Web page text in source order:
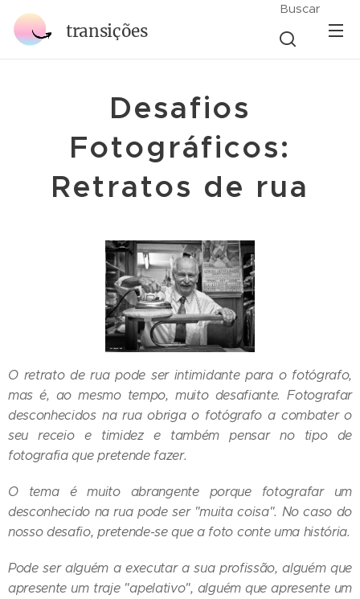
transições
Buscar
Desafios
Fotográficos:
Retratos de rua
O retrato de rua pode ser intimidante para o fotógrafo,
mas é, ao mesmo tempo, muito desafiante. Fotografar
desconhecidos na rua obriga o fotógrafo a combater o
seu receio e timidez e também pensar no tipo de
fotografia que pretende fazer.
O tema é muito abrangente porque fotografar um
desconhecido na rua pode ser "muita coisa". No caso do
nosso desafio, pretende-se que a foto conte uma história.
Pode ser alguém a executar a sua profissão, alguém que
apresente um traje "apelativo", alguém que apresente um